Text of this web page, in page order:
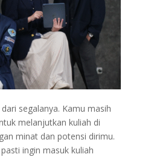
segalanya. Kamu masih
melanjutkan kuliah di
minat dan potensi dirimu.
ingin masuk kuliah